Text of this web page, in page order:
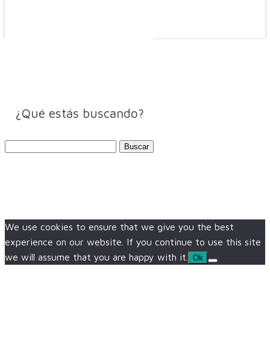
¿Qué estás buscando?
We use cookies to ensure that we give you the best
experience on our website. If you continue to use this site
we will assume that you are happy with it.
Ok